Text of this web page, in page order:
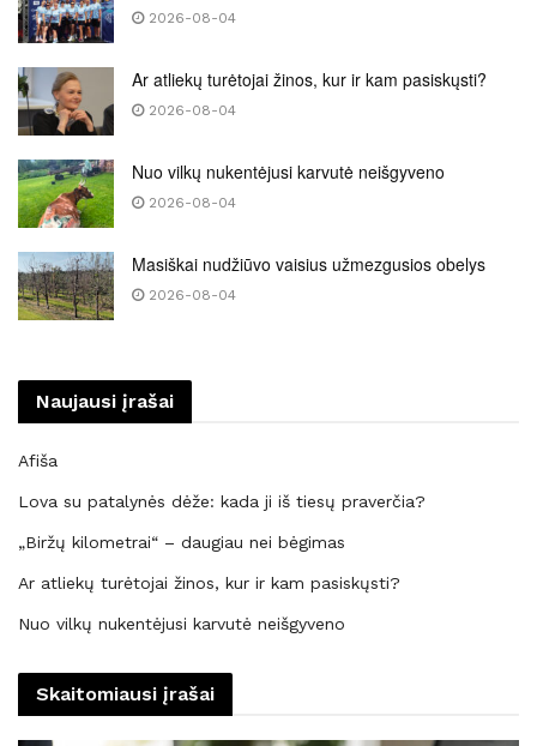
2026-08-04
Ar atliekų turėtojai žinos, kur ir kam pasiskųsti?
2026-08-04
Nuo vilkų nukentėjusi karvutė neišgyveno
2026-08-04
Masiškai nudžiūvo vaisius užmezgusios obelys
2026-08-04
Naujausi įrašai
Afiša
Lova su patalynės dėže: kada ji iš tiesų praverčia?
„Biržų kilometrai“ – daugiau nei bėgimas
Ar atliekų turėtojai žinos, kur ir kam pasiskųsti?
Nuo vilkų nukentėjusi karvutė neišgyveno
Skaitomiausi įrašai